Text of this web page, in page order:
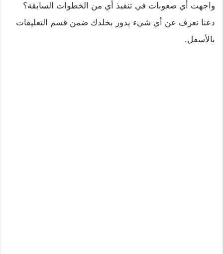
واجهت أي صعوبات في تنفيذ أي من الخطوات السابقة؟
دعنا نعرف عن أي شيء يدور بخلدك ضمن قسم التعليقات
بالأسفل.